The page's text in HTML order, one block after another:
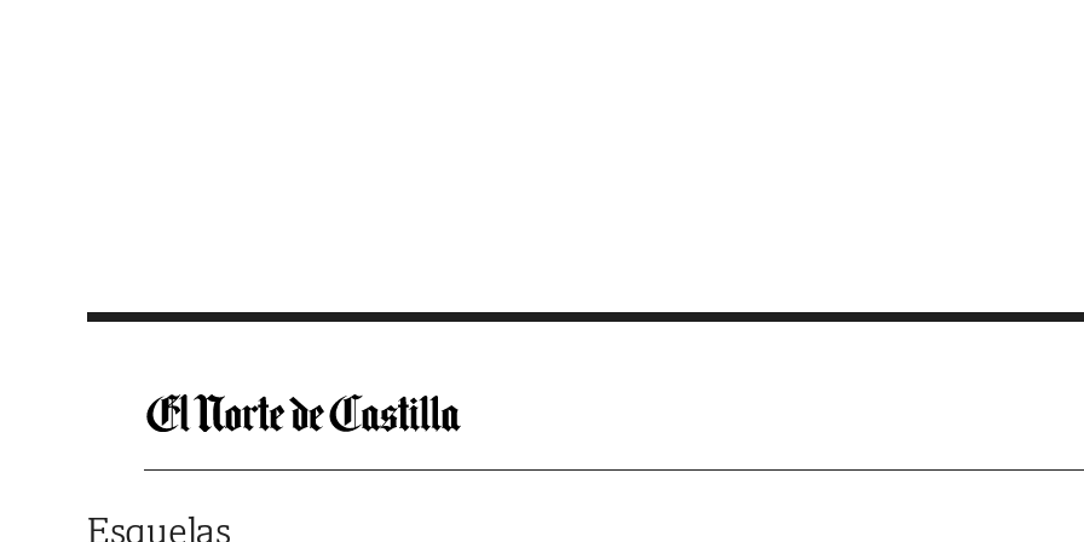
Esquelas